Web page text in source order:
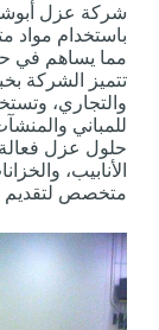
شركة عزل
باستخدام مواد
مما يساهم في
تتميز الشركة
والتجاري،
للمباني
حلول عزل فعالة
الأنابيب،
متخصص لتقديم